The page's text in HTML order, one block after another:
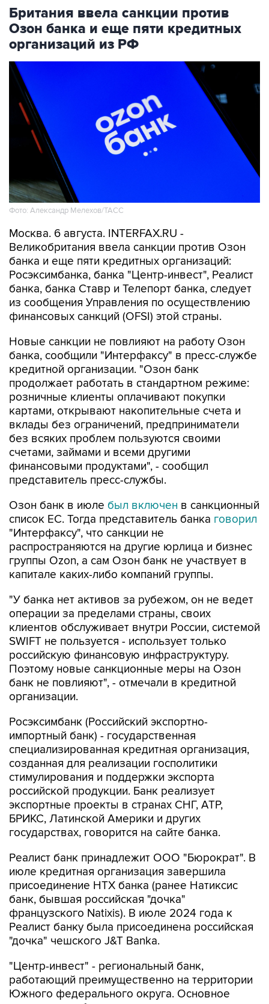
Британия ввела санкции против
Озон банка и еще пяти кредитных
организаций из РФ
Фото: Александр Мелехов/ТАСС
Москва. 6 августа. INTERFAX.RU -
Великобритания ввела санкции против Озон
банка и еще пяти кредитных организаций:
Росэксимбанка, банка "Центр-инвест", Реалист
банка, банка Ставр и Телепорт банка, следует
из сообщения Управления по осуществлению
финансовых санкций (OFSI) этой страны.
Новые санкции не повлияют на работу Озон
банка, сообщили "Интерфаксу" в пресс-службе
кредитной организации. "Озон банк
продолжает работать в стандартном режиме:
розничные клиенты оплачивают покупки
картами, открывают накопительные счета и
вклады без ограничений, предприниматели
без всяких проблем пользуются своими
счетами, займами и всеми другими
финансовыми продуктами", - сообщил
представитель пресс-службы.
Озон банк в июле был включен в санкционный
список ЕС. Тогда представитель банка говорил
"Интерфаксу", что санкции не
распространяются на другие юрлица и бизнес
группы Ozon, а сам Озон банк не участвует в
капитале каких-либо компаний группы.
"У банка нет активов за рубежом, он не ведет
операции за пределами страны, своих
клиентов обслуживает внутри России, системой
SWIFT не пользуется - использует только
российскую финансовую инфраструктуру.
Поэтому новые санкционные меры на Озон
банк не повлияют", - отмечали в кредитной
организации.
Росэксимбанк (Российский экспортно-
импортный банк) - государственная
специализированная кредитная организация,
созданная для реализации госполитики
стимулирования и поддержки экспорта
российской продукции. Банк реализует
экспортные проекты в странах СНГ, АТР,
БРИКС, Латинской Америки и других
государствах, говорится на сайте банка.
Реалист банк принадлежит ООО "Бюрократ". В
июле кредитная организация завершила
присоединение НТХ банка (ранее Натиксис
банк, бывшая российская "дочка"
французского Natixis). В июле 2024 года к
Реалист банку была присоединена российская
"дочка" чешского J&T Banka.
"Центр-инвест" - региональный банк,
работающий преимущественно на территории
Южного федерального округа. Основное